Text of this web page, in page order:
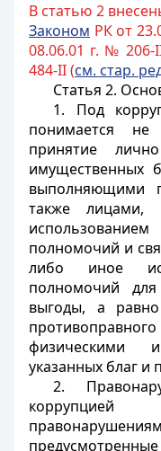
В статью 2
Законом РК от
08.06.01 г. № 206-
484-II (см. стар.
Статья 2.
1. Под
понимается не
принятие
имущественных
выполняющими
также
полномочий и
либо иное
полномочий
выгоды, а
физическими
указанных благ и
2.